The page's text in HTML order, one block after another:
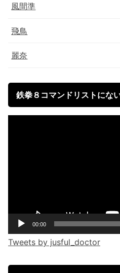
風間準
飛鳥
麗奈
鉄拳８コマンドリストにな
00:00
Tweets by jusful_doctor